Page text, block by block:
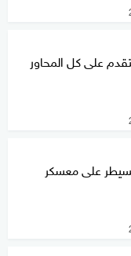
على كل المحاور
على معسكر